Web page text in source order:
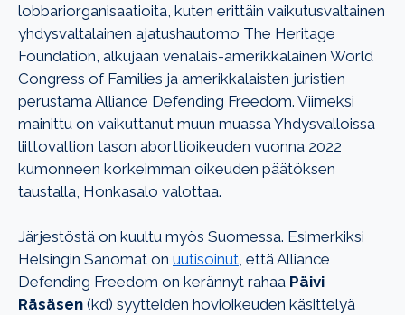
lobbariorganisaatioita, kuten erittäin vaikutusvaltainen
yhdysvaltalainen ajatushautomo The Heritage
Foundation, alkujaan venäläis-amerikkalainen World
Congress of Families ja amerikkalaisten juristien
perustama Alliance Defending Freedom. Viimeksi
mainittu on vaikuttanut muun muassa Yhdysvalloissa
liittovaltion tason aborttioikeuden vuonna 2022
kumonneen korkeimman oikeuden päätöksen
taustalla, Honkasalo valottaa.
Järjestöstä on kuultu myös Suomessa. Esimerkiksi
Helsingin Sanomat on uutisoinut, että Alliance
Defending Freedom on kerännyt rahaa Päivi
Räsäsen (kd) syytteiden hovioikeuden käsittelyä